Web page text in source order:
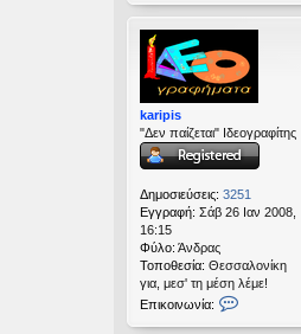
s
karipis
"Δεν παίζεται" Ιδεογραφίτης
Δημοσιεύσεις: 3251
Εγγραφή: Σάβ 26 Ιαν 2008,
16:15
Φύλο: Άνδρας
Τοποθεσία: Θεσσαλονίκη
για, μεσ' τη μέση λέμε!
Επικοινωνία: